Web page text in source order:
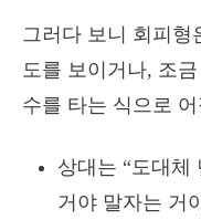
그러다 보니 회피형
도를 보이거나, 조
수를 타는 식으로
상대는 “도대체
거야 말자는 거